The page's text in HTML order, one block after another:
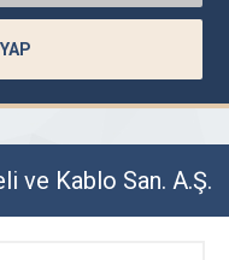
ve Kablo San. A.Ş.